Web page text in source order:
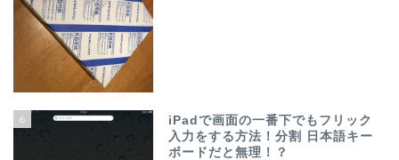
6
iPadで画面の一番下でもフリック
入力をする方法！分割 日本語キー
ボードだと無理！？